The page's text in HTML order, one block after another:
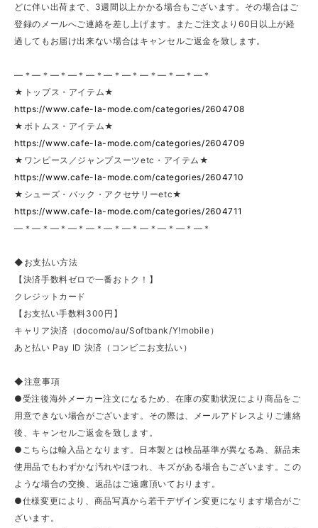
どに伴い出荷まで、3週間以上かかる場合もございます。その場合はご
登録のメールへご連絡を差し上げます。またご注文より60日以上が経
過してもお届け出来ない場合はキャンセルご返金を致します。
—＊—＊—＊—＊—＊—＊—＊—＊—＊—＊—＊
★トップス・アイテム★
https://www.cafe-la-mode.com/categories/2604708
★ボトムス・アイテム★
https://www.cafe-la-mode.com/categories/2604709
★ワンピース／ジャンプスーツetc・アイテム★
https://www.cafe-la-mode.com/categories/2604710
★シューズ・バック・アクセサリーetc★
https://www.cafe-la-mode.com/categories/2604711
—＊—＊—＊—＊—＊—＊—＊—＊—＊—＊—＊
◆お支払い方法
【決済手数料ゼロで一番おトク！】
クレジットカード
【お支払い手数料300円】
キャリア決済（docomo/au/Softbank/Y!mobile）
あと払い Pay ID 決済（コンビニお支払い）
◆注意事項
●受注後海外メーカー注文になるため、在庫の変動状況により商品をご
用意できない場合がございます。その際は、メールアドレスよりご連絡
後、キャンセルご返金を致します。
●こちらは輸入品となります。日本製とは検品基準が異なる為、新品未
使用品でもわずかな汚れやほつれ、キズがある場合もございます。この
ような場合の交換、返品はご遠慮頂いております。
●仕様変更により、商品写真から若干デザイン変更になります場合がご
ざいます。